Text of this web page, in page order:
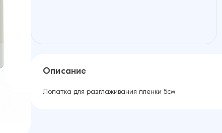
Описание
Лопатка для разглаживания пленки 5см